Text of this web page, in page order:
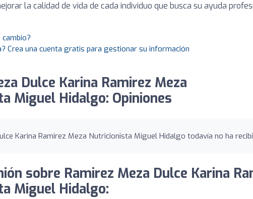
la calidad de vida de cada individuo que busca su ayuda
Crea una cuenta gratis para gestionar su información
Dulce Karina Ramirez Meza
Miguel Hidalgo: Opiniones
Karina Ramirez Meza Nutricionista Miguel Hidalgo todavía no ha
sobre Ramirez Meza Dulce Karina
Miguel Hidalgo: